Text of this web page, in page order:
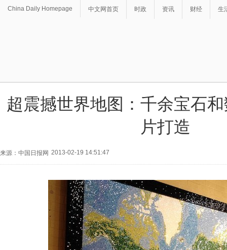
China Daily Homepage 中文网首页 时政 资讯 财经 生
超震撼世界地图：千余宝石
片打造
来源：中国日报网 2013-02-19 14:51:47